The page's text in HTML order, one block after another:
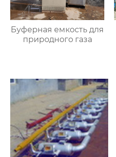
Буферная емкость для
природного газа